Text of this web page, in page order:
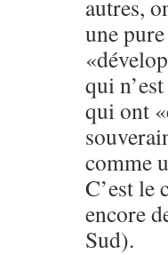
autres,
une
qui
qui ont
comme
C’est le
encore
Sud).